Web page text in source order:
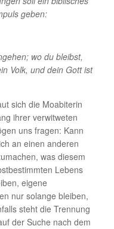
geben:
wo du bleibst,
Volk, und dein Gott ist
sich die Moabiterin
ihrer verwitweten
uns fragen: Kann
an einen anderen
was diesem
Lebens
eigene
nur solange bleiben,
steht die Trennung
der Suche nach dem